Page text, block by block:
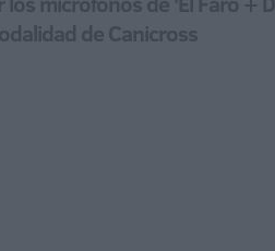
de Canicross